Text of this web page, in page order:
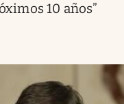
10 años”